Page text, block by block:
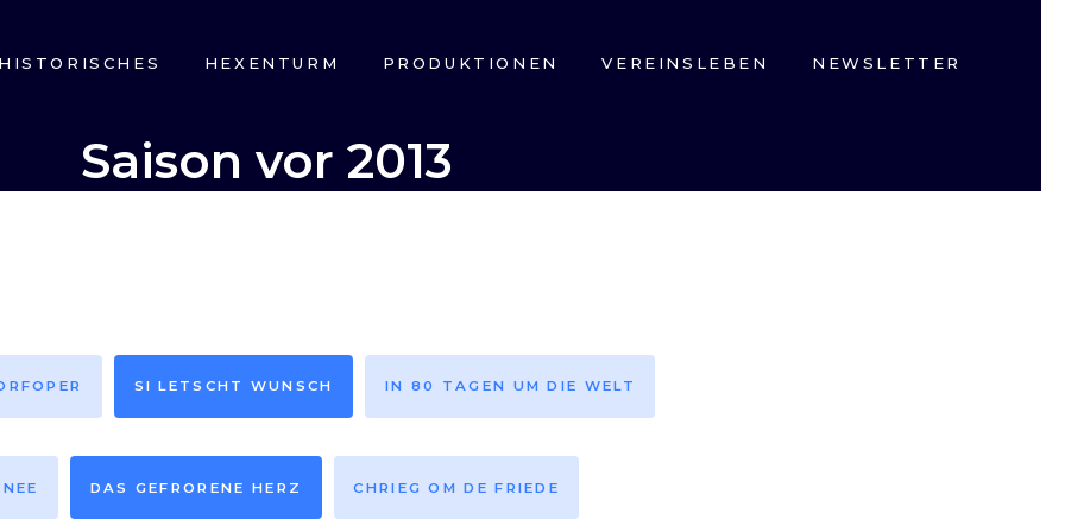
HISTORISCHES HEXENTURM PRODUKTIONEN VEREINSLEBEN NEWSLETTER
Saison vor 2013
SI LETSCHT WUNSCH IN 80 TAGEN UM DIE WELT
DAS GEFRORENE HERZ CHRIEG OM DE FRIEDE